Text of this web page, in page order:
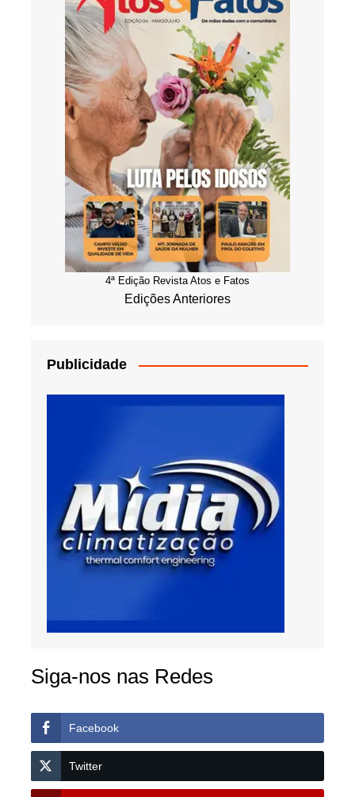
4ª Edição Revista Atos e Fatos
Edições Anteriores
Publicidade
Siga-nos nas Redes
Facebook
Twitter